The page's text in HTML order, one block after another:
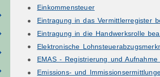
Einkommensteuer
Eintragung in das Vermittlerregister
Eintragung in die Handwerksrolle
Elektronische
EMAS - Registrierung und Aufnahme
Emissions- und